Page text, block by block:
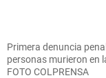
Primera denuncia
personas murieron en
FOTO COLPRENSA